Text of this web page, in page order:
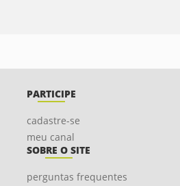
PARTICIPE
cadastre-se
meu canal
SOBRE O SITE
perguntas frequentes